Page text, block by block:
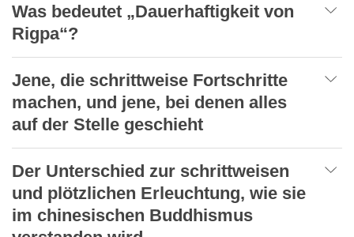
Was bedeutet „Dauerhaftigkeit von
Rigpa“?
Jene, die schrittweise Fortschritte
machen, und jene, bei denen alles
auf der Stelle geschieht
Der Unterschied zur schrittweisen
und plötzlichen Erleuchtung, wie sie
im chinesischen Buddhismus